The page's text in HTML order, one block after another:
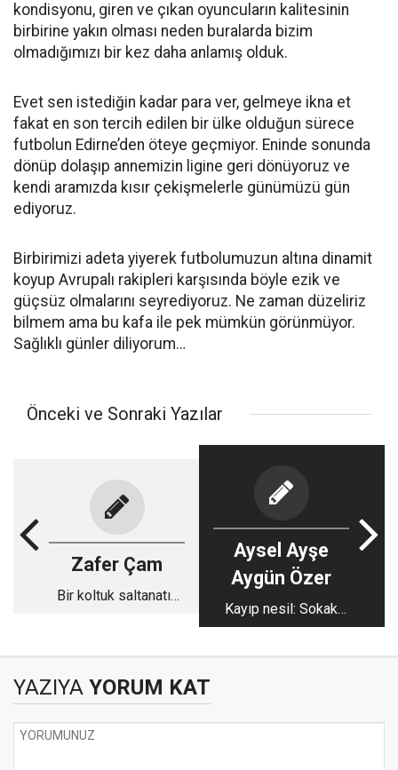
kondisyonu, giren ve çıkan oyuncuların kalitesinin
birbirine yakın olması neden buralarda bizim
olmadığımızı bir kez daha anlamış olduk.
Evet sen istediğin kadar para ver, gelmeye ikna et
fakat en son tercih edilen bir ülke olduğun sürece
futbolun Edirne’den öteye geçmiyor. Eninde sonunda
dönüp dolaşıp annemizin ligine geri dönüyoruz ve
kendi aramızda kısır çekişmelerle günümüzü gün
ediyoruz.
Birbirimizi adeta yiyerek futbolumuzun altına dinamit
koyup Avrupalı rakipleri karşısında böyle ezik ve
güçsüz olmalarını seyrediyoruz. Ne zaman düzeliriz
bilmem ama bu kafa ile pek mümkün görünmüyor.
Sağlıklı günler diliyorum…
Önceki ve Sonraki Yazılar
Zafer Çam
Bir koltuk saltanatın
Aysel Ayşe
Aygün Özer
Kayıp nesil: Sokak
aralarında büyüyen bir
YAZIYA YORUM KAT